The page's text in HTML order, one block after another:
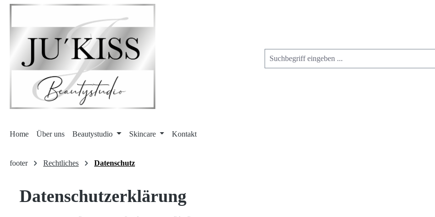
Home Über uns Beautystudio Skincare Kontakt
footer Rechtliches Datenschutz
Datenschutz­erklärung